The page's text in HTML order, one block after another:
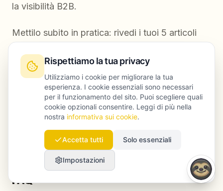
la visibilità B2B.
Mettilo subito in pratica: rivedi i tuoi 5 articoli
abbastanza profondità e precisione da poter
essere riconosciuto da un motore di ricerca AI
come la fonte di riferimento su quella specifica
domanda? Se la risposta è no, amplia e
arricchisci quei contenuti prima di crearne di
FAQ
Rispettiamo la tua privacy
Utilizziamo i cookie per migliorare la tua
esperienza. I cookie essenziali sono necessari
per il funzionamento del sito. Puoi scegliere quali
cookie opzionali consentire. Leggi di più nella
nostra informativa sui cookie.
Accetta tutti Solo essenziali
Impostazioni